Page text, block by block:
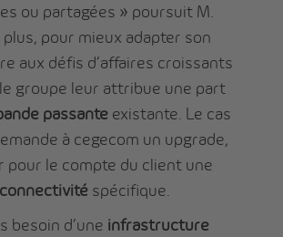
ou partagées » poursuit M.
pour mieux adapter son
aux défis d’affaires croissants
groupe leur attribue une part
passante existante. Le cas
à cegecom un upgrade,
pour le compte du client une
spécifique.
besoin d’une infrastructure